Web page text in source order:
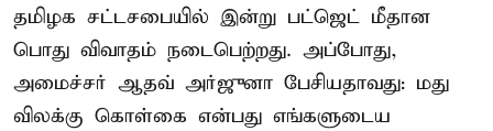
தமிழக சட்டசபையில் இன்று பட்ஜெட் மீதான
பொது விவாதம் நடைபெற்றது. அப்போது,
அமைச்சர் ஆதவ் அர்ஜுனா பேசியதாவது: மது
விலக்கு கொள்கை என்பது எங்களுடைய